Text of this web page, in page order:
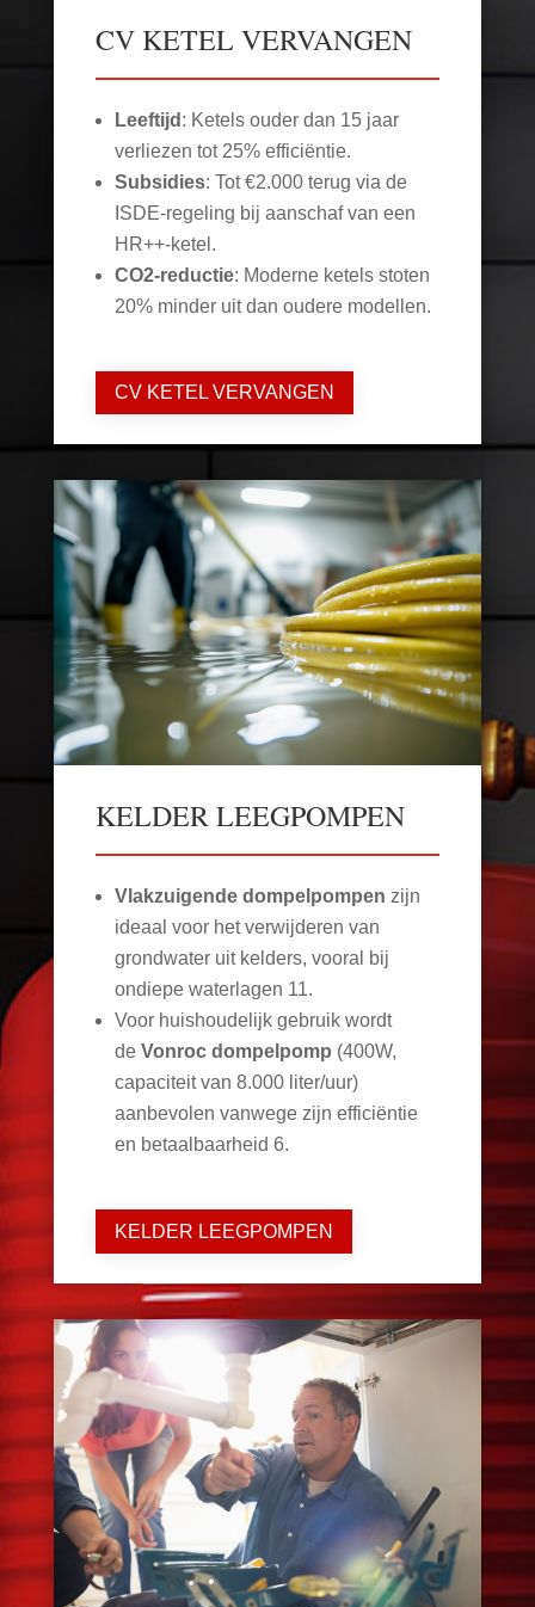
CV KETEL VERVANGEN
Leeftijd : Ketels ouder dan 15 jaar
verliezen tot 25% efficiëntie.
Subsidies: Tot €2.000 terug via de
ISDE-regeling bij aanschaf van een
HR++-ketel.
CO2-reductie: Moderne ketels stoten
20% minder uit dan oudere modellen.
CV KETEL VERVANGEN
KELDER LEEGPOMPEN
Vlakzuigende dompelpompen zijn
ideaal voor het verwijderen van
grondwater uit kelders, vooral bij
ondiepe waterlagen 11.
Voor huishoudelijk gebruik wordt
de Vonroc dompelpomp (400W,
capaciteit van 8.000 liter/uur)
aanbevolen vanwege zijn efficiëntie
en betaalbaarheid 6.
KELDER LEEGPOMPEN